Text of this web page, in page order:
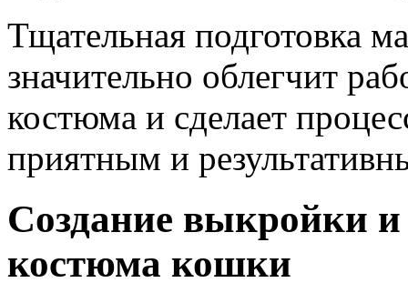
Тщательная подготовка
значительно облегчит
костюма и сделает
приятным и
Создание выкройки
костюма кошки